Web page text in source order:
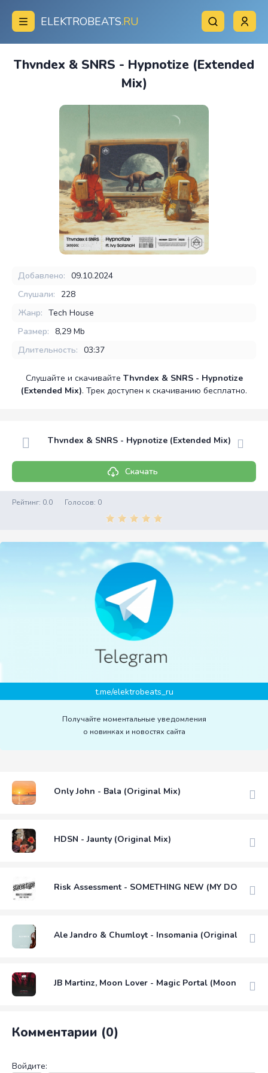
ELEKTROBEATS.RU
Thvndex & SNRS - Hypnotize (Extended
Mix)
Добавлено: 09.10.2024
Слушали:
228
Жанр: Tech House
Размер: 8,29 Mb
Длительность: 03:37
Слушайте и скачивайте Thvndex & SNRS - Hypnotize
(Extended Mix). Трек доступен к скачиванию бесплатно.
Thvndex & SNRS - Hypnotize (Extended Mix)
Скачать
Рейтинг: 0.0 Голосов: 0
t.me/elektrobeats_ru
Получайте моментальные уведомления
о новинках и новостях сайта
Only John - Bala (Original Mix)
HDSN - Jaunty (Original Mix)
Risk Assessment - SOMETHING NEW (MY DONNA)
Ale Jandro & Chumloyt - Insomania (Original Mix)
JB Martinz, Moon Lover - Magic Portal (Moon Lover
Комментарии (0)
Войдите: